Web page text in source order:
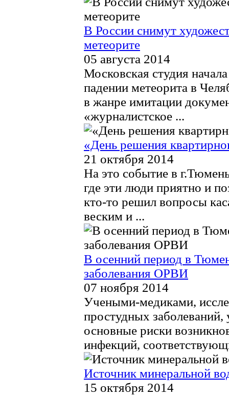
В России снимут
метеорите
05 августа 2014
Московская студия
падении метеорита в
в жанре имитации
«журналистское ...
«День решения
21 октября 2014
На это событие в
где эти люди приятно и
кто-то решил вопросы
веским и ...
В осенний период в
заболевания ОРВИ
07 ноября 2014
Учеными-медиками,
простудных
основные риски
инфекций,
Источник минеральной
15 октября 2014